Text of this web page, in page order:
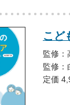
こど
監修：
監修：
定価